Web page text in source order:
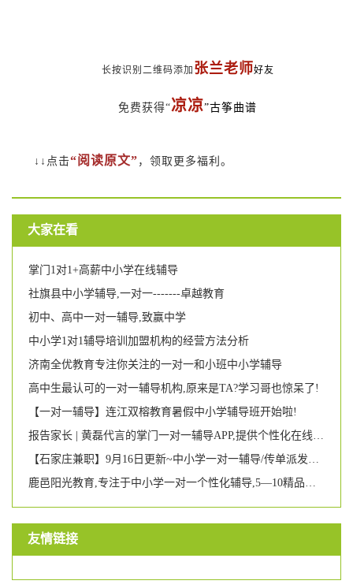
长按识别二维码添加 张兰老师好友
免费获得“凉凉”古筝曲谱
↓↓点击“阅读原文” ，领取更多福利。
大家在看
掌门1对1+高薪中小学在线辅导
社旗县中小学辅导,一对一-------卓越教育
初中、高中一对一辅导,致赢中学
中小学1对1辅导培训加盟机构的经营方法分析
济南全优教育专注你关注的一对一和小班中小学辅导
高中生最认可的一对一辅导机构,原来是TA?学习哥也惊呆了!
【一对一辅导】连江双榕教育暑假中小学辅导班开始啦!
报告家长 | 黄磊代言的掌门一对一辅导APP,提供个性化在线学习辅导,仍有6大不足之处
【石家庄兼职】9月16日更新~中小学一对一辅导/传单派发举牌/婚宴餐厅兼职
鹿邑阳光教育,专注于中小学一对一个性化辅导,5—10精品小班,小学生托管,优秀学员可参加语数英等竞赛活动,可签约郑州名校.
友情链接